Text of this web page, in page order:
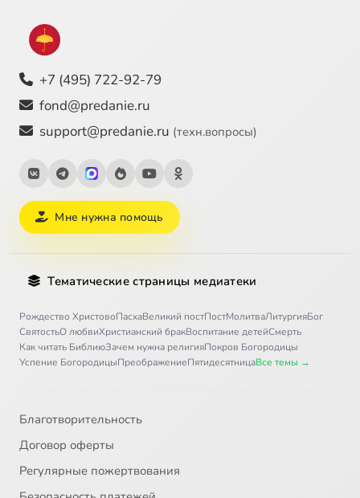
+7 (495) 722-92-79
fond@predanie.ru
support@predanie.ru (техн.вопросы)
Мне нужна помощь
Тематические страницы медиатеки
Рождество ХристовоПасхаВеликий постПостМолитваЛитургияБог
СвятостьО любвиХристианский бракВоспитание детейСмерть
Как читать БиблиюЗачем нужна религияПокров Богородицы
Успение БогородицыПреображениеПятидесятницаВсе темы →
Благотворительность
Договор оферты
Регулярные пожертвования